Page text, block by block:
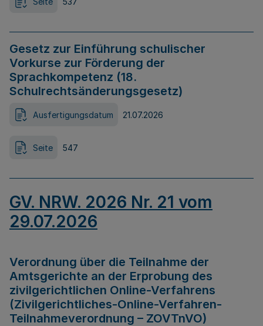
Gesetz zur Einführung schulischer
Vorkurse zur Förderung der
Sprachkompetenz (18.
Schulrechtsänderungsgesetz)
Ausfertigungsdatum 21.07.2026
Seite 547
GV. NRW. 2026 Nr. 21 vom
29.07.2026
Verordnung über die Teilnahme der
Amtsgerichte an der Erprobung des
zivilgerichtlichen Online-Verfahrens
(Zivilgerichtliches-Online-Verfahren-
Teilnahmeverordnung – ZOVTnVO)